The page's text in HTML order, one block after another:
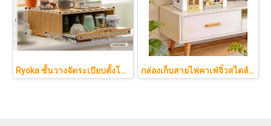
Ryoka ชั้นวางจัดระเบียบตั้งโต๊ะ 2 ชั้น สไตล์มินิมอล-ญี่ปุ่น ลิ้นชักเลื่อน ลิ้นชักเก็บแก้ว วัสดุไม้ธรรมชาติ ไม่ต้องประกอบ ประหยัดพื้นที่เคาน์เตอร์ กล่องเก็บสายไฟคาเฟ่จิ๋วสไตล์ญี่ปุ่นมินิมอล ซ่อนเร้าเตอร์และปลั๊กไฟให้ห้องดูละมุนเหมือนยกคาเฟ่จากโตเกียวมาไว้ที่บ้าน